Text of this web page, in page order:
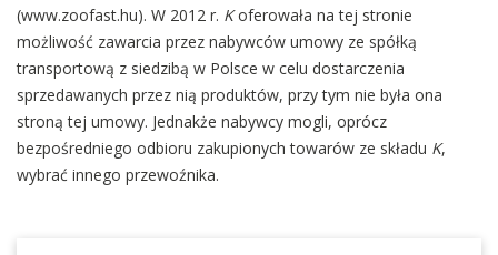
(www.zoofast.hu). W 2012 r. Koferowała na tej stronie
możliwość zawarcia przez nabywców umowy ze spółką
transportową z siedzibą w Polsce w celu dostarczenia
sprzedawanych przez nią produktów, przy tym nie była ona
stroną tej umowy. Jednakże nabywcy mogli, oprócz
bezpośredniego odbioru zakupionych towarów ze składu K,
wybrać innego przewoźnika.